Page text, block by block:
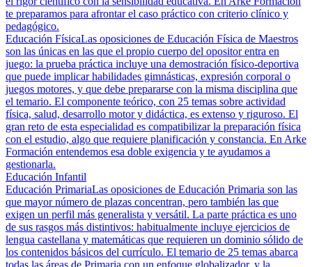
te preparamos para afrontar el caso práctico con criterio clínico y
pedagógico.
Educación FísicaLas oposiciones de Educación Física de Maestros
son las únicas en las que el propio cuerpo del opositor entra en
juego: la prueba práctica incluye una demostración físico-deportiva
que puede implicar habilidades gimnásticas, expresión corporal o
juegos motores, y que debe prepararse con la misma disciplina que
el temario. El componente teórico, con 25 temas sobre actividad
física, salud, desarrollo motor y didáctica, es extenso y riguroso. El
gran reto de esta especialidad es compatibilizar la preparación física
con el estudio, algo que requiere planificación y constancia. En Arke
Formación entendemos esa doble exigencia y te ayudamos a
gestionarla.
Educación Infantil
Educación PrimariaLas oposiciones de Educación Primaria son las
que mayor número de plazas concentran, pero también las que
exigen un perfil más generalista y versátil. La parte práctica es uno
de sus rasgos más distintivos: habitualmente incluye ejercicios de
lengua castellana y matemáticas que requieren un dominio sólido de
los contenidos básicos del currículo. El temario de 25 temas abarca
todas las áreas de Primaria con un enfoque globalizador, y la